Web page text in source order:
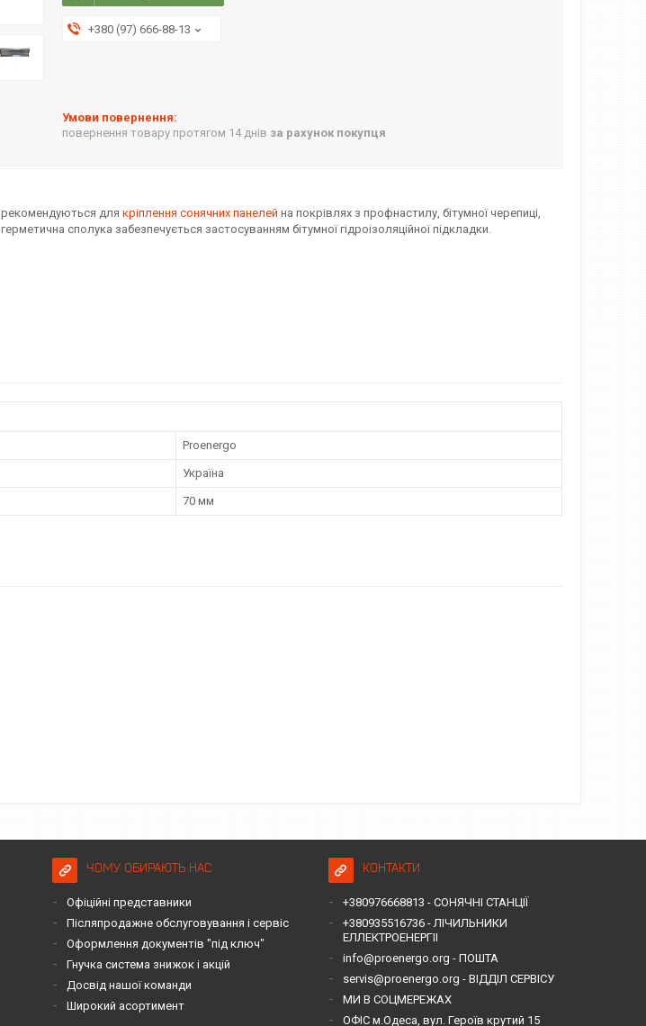
+380 (97) 666-88-13
повернення товару протягом 14 днів за рахунок покупця
рекомендуються для кріплення сонячних панелей на покрівлях з профнастилу, бітумної черепиці,
сполука забезпечується застосуванням бітумної гідроізоляційної підкладки.
Proenergo
Україна
70 мм
ЧОМУ ОБИРАЮТЬ НАС
Офіційні представники
Післяпродажне обслуговування і сервіс
Оформлення документів "під ключ"
Гнучка система знижок і акцій
Досвід нашої команди
Широкий асортимент
КОНТАКТИ
+380976668813 - СОНЯЧНІ СТАНЦІЇ
+380935516736 - ЛІЧИЛЬНИКИ
ЕЛЛЕКТРОЕНЕРГІІ
info@proenergo.org - ПОШТА
servis@proenergo.org - ВІДДІЛ СЕРВІСУ
МИ В СОЦМЕРЕЖАХ
ОФІС м.Одеса, вул. Героїв крутий 15